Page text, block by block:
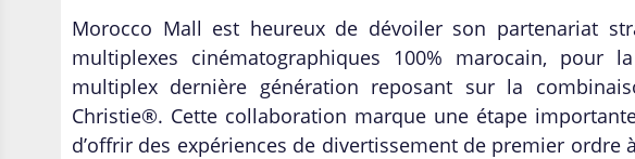
Morocco Mall est heureux de dévoiler son partenariat
multiplexes cinématographiques 100% marocain,
multiplex dernière génération reposant sur la
Christie®. Cette collaboration marque une étape
d’offrir des expériences de divertissement de premier